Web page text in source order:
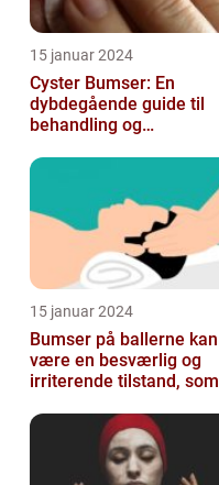
15 januar 2024
Cyster Bumser: En
dybdegående guide til
behandling og
15 januar 2024
Bumser på ballerne kan
være en besværlig og
irriterende tilstand, som
oplever på et ...